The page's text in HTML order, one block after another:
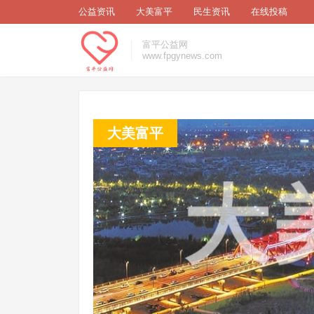
公益资讯 大美富平 民生资讯 在线投稿
富平公益网
www.fpgynews.com
大美富平